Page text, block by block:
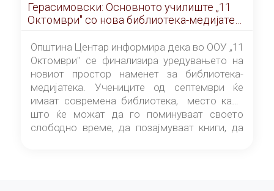
Герасимовски: Основното училиште „11
Октомври" со нова библиотека-медијатека
од септември
Општина Центар информира дека во ООУ „11
Октомври" се финализира уредувањето на
новиот простор наменет за библиотека-
медијатека. Учениците од септември ќе
имаат современа библиотека, место каде
што ќе можат да го поминуваат своето
слободно време, да позајмуваат книги, да